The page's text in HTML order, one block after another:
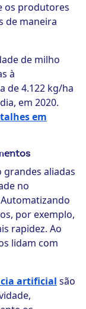
os produtores
de maneira
de milho
à
de 4.122 kg/ha
em 2020.
em
grandes aliadas
no
por exemplo,
rapidez. Ao
lidam com
artificial são